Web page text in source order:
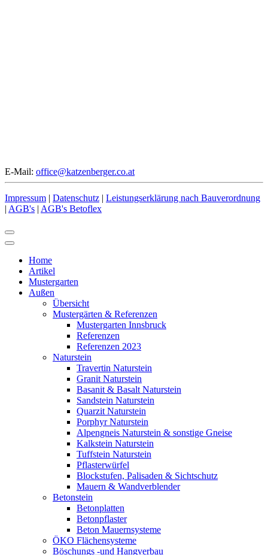
E-Mail: office@katzenberger.co.at
Impressum | Datenschutz | Leistungserklärung nach Bauverordnung
| AGB's | AGB's Betoflex
Home
Artikel
Mustergarten
Außen
Übersicht
Mustergärten & Referenzen
Mustergarten Innsbruck
Referenzen
Referenzen 2023
Naturstein
Travertin Naturstein
Granit Naturstein
Basanit & Basalt Naturstein
Sandstein Naturstein
Quarzit Naturstein
Porphyr Naturstein
Alpengneis Naturstein & sonstige Gneise
Kalkstein Naturstein
Tuffstein Naturstein
Pflasterwürfel
Blockstufen, Palisaden & Sichtschutz
Mauern & Wandverblender
Betonstein
Betonplatten
Betonpflaster
Beton Mauernsysteme
ÖKO Flächensysteme
Böschungs -und Hangverbau